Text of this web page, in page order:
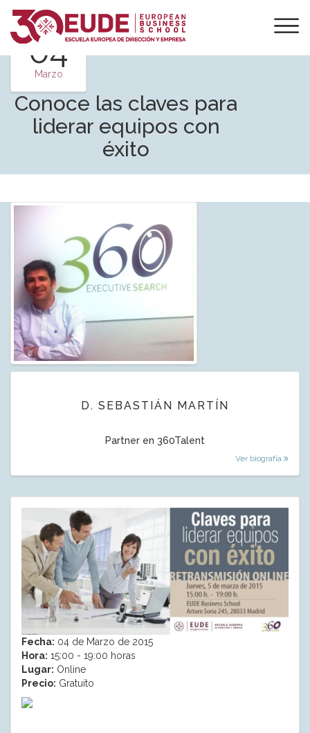
04
Marzo
Conoce las claves para
liderar equipos con
éxito
D. SEBASTIÁN MARTÍN
Partner en 360Talent
Ver biografía
Fecha: 04 de Marzo de 2015
Hora: 15:00 - 19:00 horas
Lugar: Online
Precio: Gratuito